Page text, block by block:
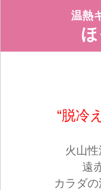
温熱
“脱冷
火山
遠
カラダの